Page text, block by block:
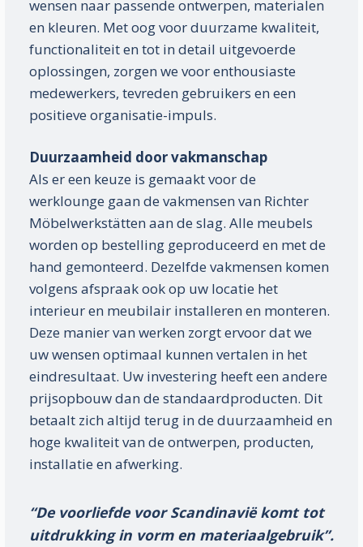
wensen naar passende ontwerpen, materialen
en kleuren. Met oog voor duurzame kwaliteit,
functionaliteit en tot in detail uitgevoerde
oplossingen, zorgen we voor enthousiaste
medewerkers, tevreden gebruikers en een
positieve organisatie-impuls.
Duurzaamheid door vakmanschap
Als er een keuze is gemaakt voor de
werklounge gaan de vakmensen van Richter
Möbelwerkstätten aan de slag. Alle meubels
worden op bestelling geproduceerd en met de
hand gemonteerd. Dezelfde vakmensen komen
volgens afspraak ook op uw locatie het
interieur en meubilair installeren en monteren.
Deze manier van werken zorgt ervoor dat we
uw wensen optimaal kunnen vertalen in het
eindresultaat. Uw investering heeft een andere
prijsopbouw dan de standaardproducten. Dit
betaalt zich altijd terug in de duurzaamheid en
hoge kwaliteit van de ontwerpen, producten,
installatie en afwerking.
“De voorliefde voor Scandinavië komt tot
uitdrukking in vorm en materiaalgebruik”.